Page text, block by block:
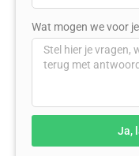
Wat mogen we voor
Ja,